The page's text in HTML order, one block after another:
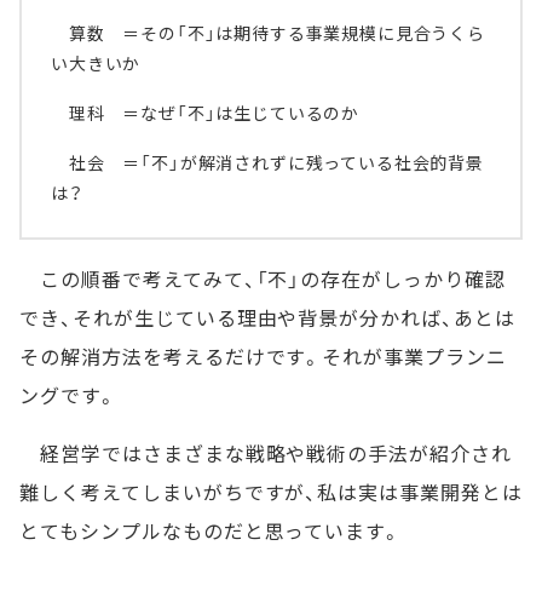
算数 ＝その「不」は期待する事業規模に見合うくら
い大きいか
理科 ＝なぜ「不」は生じているのか
社会 ＝「不」が解消されずに残っている社会的背景
は？
この順番で考えてみて、「不」の存在がしっかり確認
でき、それが生じている理由や背景が分かれば、あとは
その解消方法を考えるだけです。それが事業プランニ
ングです。
経営学ではさまざまな戦略や戦術の手法が紹介され
難しく考えてしまいがちですが、私は実は事業開発とは
とてもシンプルなものだと思っています。